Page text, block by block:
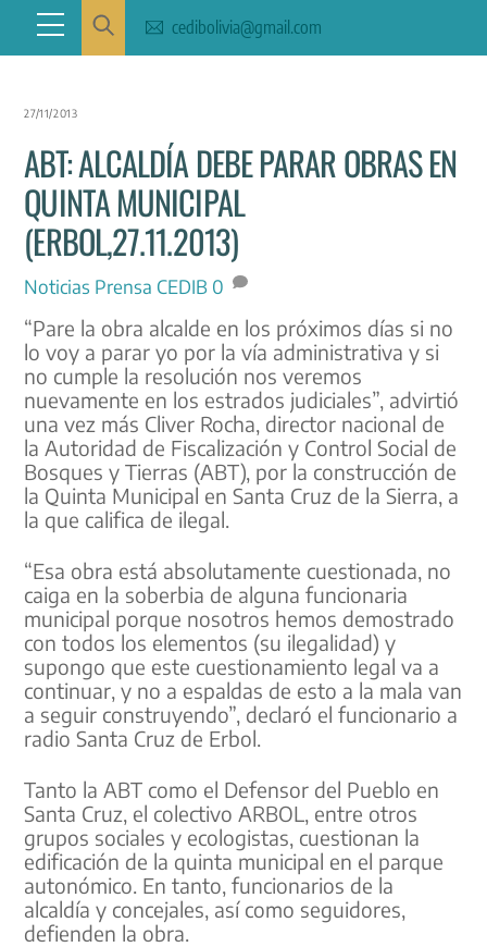
content
Menu cedibolivia@gmail.com
27/11/2013
ABT: ALCALDÍA DEBE PARAR OBRAS EN
QUINTA MUNICIPAL
(ERBOL,27.11.2013)
Noticias Prensa CEDIB 0
“Pare la obra alcalde en los próximos días si no
lo voy a parar yo por la vía administrativa y si
no cumple la resolución nos veremos
nuevamente en los estrados judiciales”, advirtió
una vez más Cliver Rocha, director nacional de
la Autoridad de Fiscalización y Control Social de
Bosques y Tierras (ABT), por la construcción de
la Quinta Municipal en Santa Cruz de la Sierra, a
la que califica de ilegal.
“Esa obra está absolutamente cuestionada, no
caiga en la soberbia de alguna funcionaria
municipal porque nosotros hemos demostrado
con todos los elementos (su ilegalidad) y
supongo que este cuestionamiento legal va a
continuar, y no a espaldas de esto a la mala van
a seguir construyendo”, declaró el funcionario a
radio Santa Cruz de Erbol.
Tanto la ABT como el Defensor del Pueblo en
Santa Cruz, el colectivo ARBOL, entre otros
grupos sociales y ecologistas, cuestionan la
edificación de la quinta municipal en el parque
autonómico. En tanto, funcionarios de la
alcaldía y concejales, así como seguidores,
defienden la obra.